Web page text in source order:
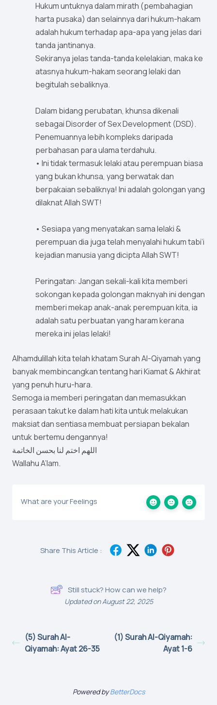
Hukum untuknya dalam mirath (pembahagian
harta pusaka) dan selainnya dari hukum-hakam
adalah hukum terhadap apa-apa yang jelas dari
tanda jantinanya.
Sekiranya jelas tanda-tanda kelelakian, maka ke
atasnya hukum-hakam seorang lelaki dan
begitulah sebaliknya.
Dalam bidang perubatan, khunsa dikenali
sebagai Disorder of Sex Development (DSD).
Penemuannya lebih kompleks daripada
perbahasan para ulama terdahulu.
• Ini tidak termasuk lelaki atau perempuan biasa
yang bukan khunsa, yang berwatak dan
berpakaian sebaliknya! Ini adalah golongan yang
dilaknat Allah SWT!
• Sesiapa yang menyatakan sama lelaki &
perempuan dia juga telah menyalahi hukum tabi’i
kejadian manusia yang dicipta Allah SWT!
Peringatan: Jangan sekali-kali kita memberi
sokongan kepada golongan maknyah ini dengan
memberi mekap anak-anak perempuan kita, ia
adalah satu perbuatan yang haram kerana
mereka ini jelas lelaki!
Alhamdulillah kita telah khatam Surah Al-Qiyamah yang
banyak membincangkan tentang hari Kiamat & Akhirat
yang penuh huru-hara.
Semoga ia memberi peringatan dan memasukkan
perasaan takut ke dalam hati kita untuk melakukan
maksiat dan sentiasa membuat persiapan bekalan
untuk bertemu dengannya!
اللهم اختم لنا بحسن الخاتمة
Wallahu A’lam.
What are your Feelings
Share This Article :
Still stuck? How can we help?
Updated on August 22, 2025
(5) Surah Al-
Qiyamah: Ayat 26-35
(1) Surah Al-Qiyamah:
Ayat 1-6
Powered byBetterDocs